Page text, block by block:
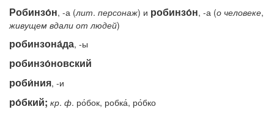
Робинзо́н, -а (лит. персонаж) и робинзо́н, -а (о человеке,
живущем вдали от людей)
робинзона́да, -ы
робинзо́новский
роби́ния, -и
ро́бкий; кр. ф. ро́бок, робка́, ро́бко